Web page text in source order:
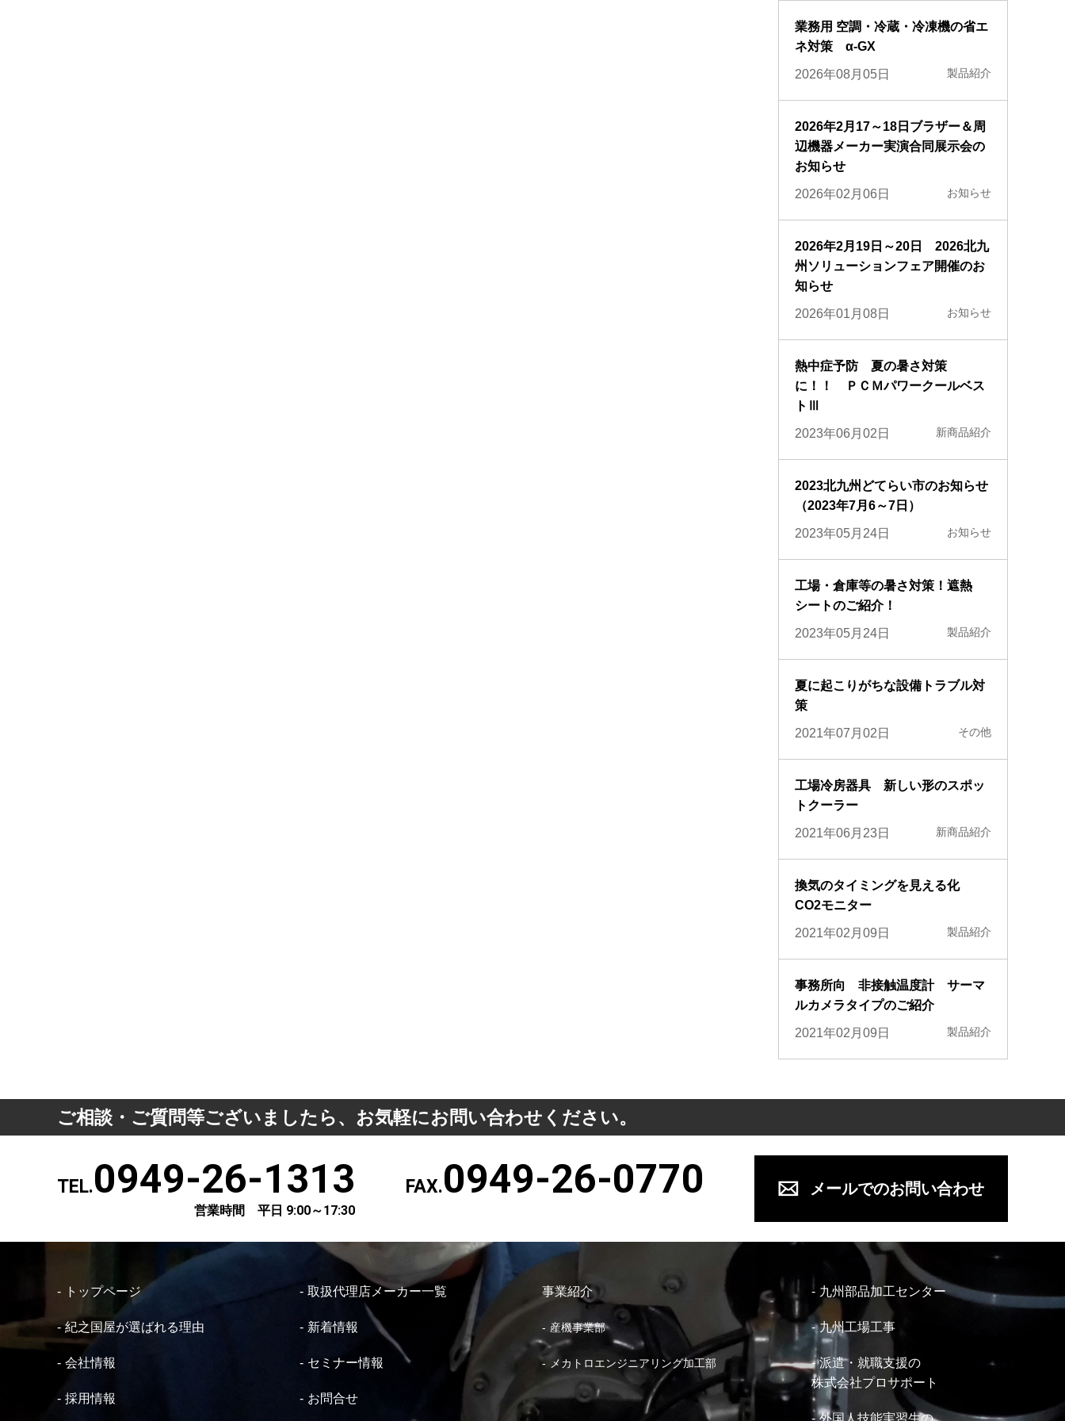
業務用 空調・冷蔵・冷凍機の省エ
ネ対策 α-GX
2026年08月05日 製品紹介
2026年2月17～18日ブラザー＆周
辺機器メーカー実演合同展示会の
お知らせ
2026年02月06日 お知らせ
2026年2月19日～20日 2026北九
州ソリューションフェア開催のお
知らせ
2026年01月08日 お知らせ
熱中症予防 夏の暑さ対策
に！！ ＰＣＭパワークールベス
トⅢ
2023年06月02日 新商品紹介
2023北九州どてらい市のお知らせ
（2023年7月6～7日）
2023年05月24日 お知らせ
工場・倉庫等の暑さ対策！遮熱
シートのご紹介！
2023年05月24日 製品紹介
夏に起こりがちな設備トラブル対
策
2021年07月02日 その他
工場冷房器具 新しい形のスポッ
トクーラー
2021年06月23日 新商品紹介
換気のタイミングを見える化
CO2モニター
2021年02月09日 製品紹介
事務所向 非接触温度計 サーマ
ルカメラタイプのご紹介
2021年02月09日 製品紹介
ご相談・ご質問等ございましたら、お気軽にお問い合わせください。
TEL.0949-26-1313
営業時間 平日 9:00～17:30
FAX.0949-26-0770 メールでのお問い合わせ
トップページ
紀之国屋が選ばれる理由
会社情報
採用情報
取扱代理店メーカー一覧
新着情報
セミナー情報
お問合せ
事業紹介
産機事業部
メカトロエンジニアリング加工部
九州部品加工センター
九州工場工事
派遣・就職支援の
株式会社プロサポート
外国人技能実習生の